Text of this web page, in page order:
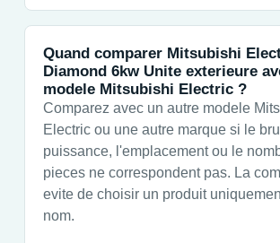
Quand comparer Mitsubishi
Diamond 6kw Unite exterieure
modele Mitsubishi Electric ?
Comparez avec un autre modele
Electric ou une autre marque si le
puissance, l'emplacement ou le
pieces ne correspondent pas. La
evite de choisir un produit
nom.